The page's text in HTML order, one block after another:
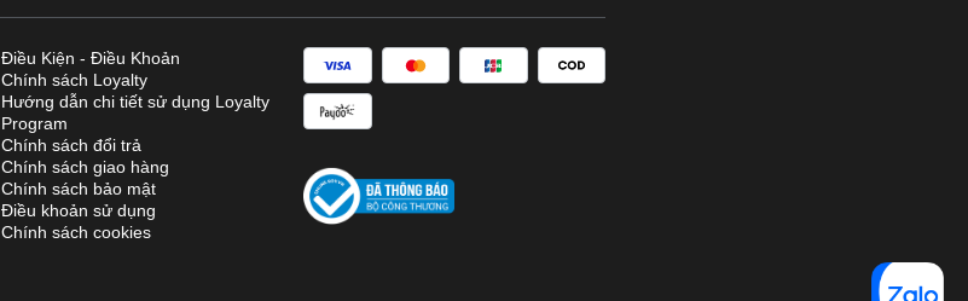
Điều Kiện - Điều Khoản
Chính sách Loyalty
Hướng dẫn chi tiết sử dụng Loyalty
Program
Chính sách đổi trả
Chính sách giao hàng
Chính sách bảo mật
Điều khoản sử dụng
Chính sách cookies